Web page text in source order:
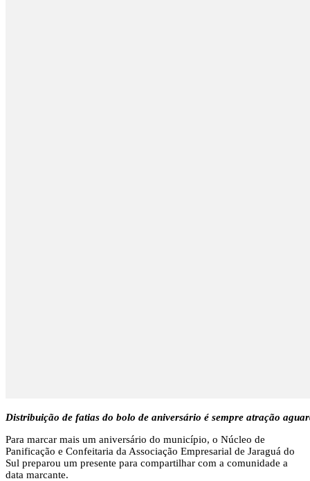
Distribuição de fatias do bolo de aniversário é sempre atração
Para marcar mais um aniversário do município, o Núcleo de
Panificação e Confeitaria da Associação Empresarial de Jaraguá do
Sul preparou um presente para compartilhar com a comunidade a
data marcante.